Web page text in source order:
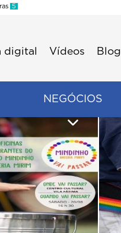
5
digital Vídeos Blog
NEGÓCIOS